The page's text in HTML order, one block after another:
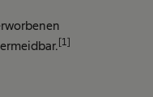
[1]